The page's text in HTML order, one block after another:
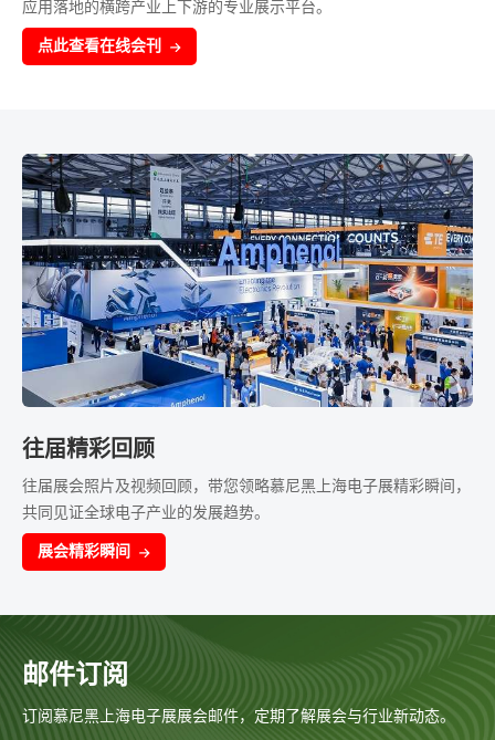
应用落地的横跨产业上下游的专业展示平台。
点此查看在线会刊
往届精彩回顾
往届展会照片及视频回顾，带您领略慕尼黑上海电子展精彩瞬间，
共同见证全球电子产业的发展趋势。
展会精彩瞬间
邮件订阅
订阅慕尼黑上海电子展展会邮件，定期了解展会与行业新动态。